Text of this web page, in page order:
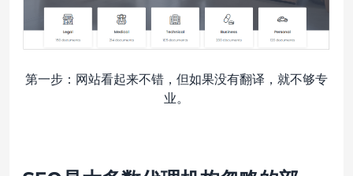
第一步：网站看起来不错，但如果没有翻译，就不够专
业。